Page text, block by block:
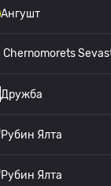
Ангушт
Chernomorets
Дружба
Рубин Ялта
Рубин Ялта